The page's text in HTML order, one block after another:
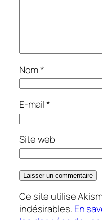
Nom*
E-mail*
Site web
Ce site utilise
indésirables. En